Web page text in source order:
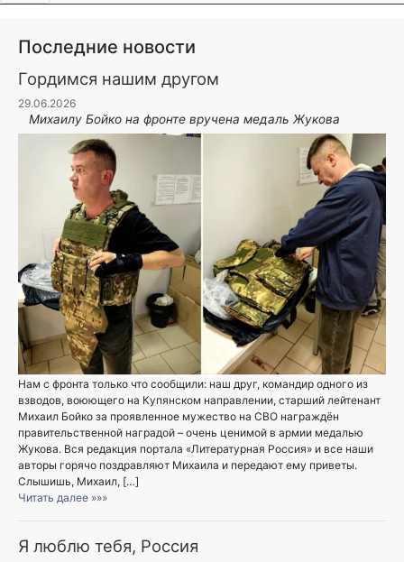
Последние новости
Гордимся нашим другом
29.06.2026
Михаилу Бойко на фронте вручена медаль Жукова
Нам с фронта только что сообщили: наш друг, командир одного из
взводов, воюющего на Купянском направлении, старший лейтенант
Михаил Бойко за проявленное мужество на СВО награждён
правительственной наградой – очень ценимой в армии медалью
Жукова. Вся редакция портала «Литературная Россия» и все наши
авторы горячо поздравляют Михаила и передают ему приветы.
Слышишь, Михаил, […]
Читать далее »»»
Я люблю тебя, Россия